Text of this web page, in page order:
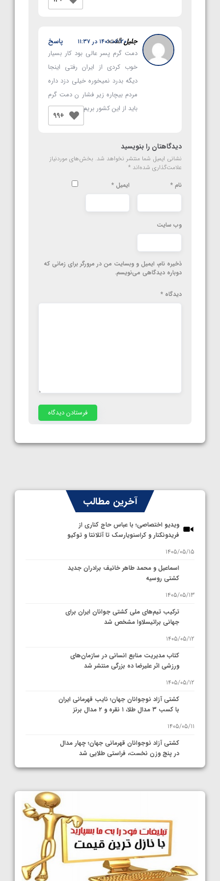
جلیلگفت:
۱۴۰۱-۰۶-۲۰ در ۱۱:۳۷
دمت گرم پسر عالی بود کار بسیار
خوب کردی از ایران رفتی اینجا
دیگه بدرد نمیخوره خیلی دزد داره
مردم بیچاره زیر فشار ن دمت گرم
باید از این کشور بریم
+99
پاسخ
دیدگاهتان را بنویسید
نشانی ایمیل شما منتشر نخواهد شد. بخش‌های موردنیاز
علامت‌گذاری شده‌اند *
نام * ایمیل *
وب‌ سایت
ذخیره نام، ایمیل و وبسایت من در مرورگر برای زمانی که
دوباره دیدگاهی می‌نویسم.
دیدگاه *
آخرین مطالب
ویدیو اختصاصی؛ با عباس حاج کناری از
فریدونکنار و کراسنویارسک تا آتلانتا و توکیو
1405/05/15
اسماعیل و محمد طاهر خانیف برادران جدید
کشتی روسیه
1405/05/13
ترکیب تیم‌های ملی کشتی جوانان ایران برای
جهانی براتیسلاوا مشخص شد
1405/05/12
کتاب مدیریت منابع انسانی در سازمان‌های
ورزشی اثر علیرضا ده بزرگی منتشر شد
1405/05/12
کشتی آزاد نوجوانان جهان؛ نایب قهرمانی ایران
با کسب ۳ مدال طلا، ۱ نقره و ۲ مدال برنز
1405/05/11
کشتی آزاد نوجوانان قهرمانی جهان؛ چهار مدال
در پنج وزن نخست، فراستی طلایی شد
1405/05/11
کشتی آزاد نوجوانان جهان؛ رقبای نمایندگان
ایران مشخص شدند
1405/05/08
کشتی فرنگی نوجوانان جهان؛ سکوی تیمی